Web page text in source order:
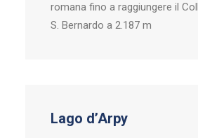
romana fino a raggiungere il
S. Bernardo a 2.187 m
Lago d’Arpy